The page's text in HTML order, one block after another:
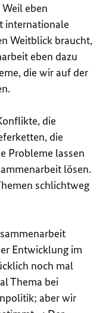
eben
internationale
Weitblick braucht,
eben dazu
die wir auf der
die
die
Probleme lassen
lösen.
schlichtweg
Entwicklung im
noch mal
Thema bei
aber wir